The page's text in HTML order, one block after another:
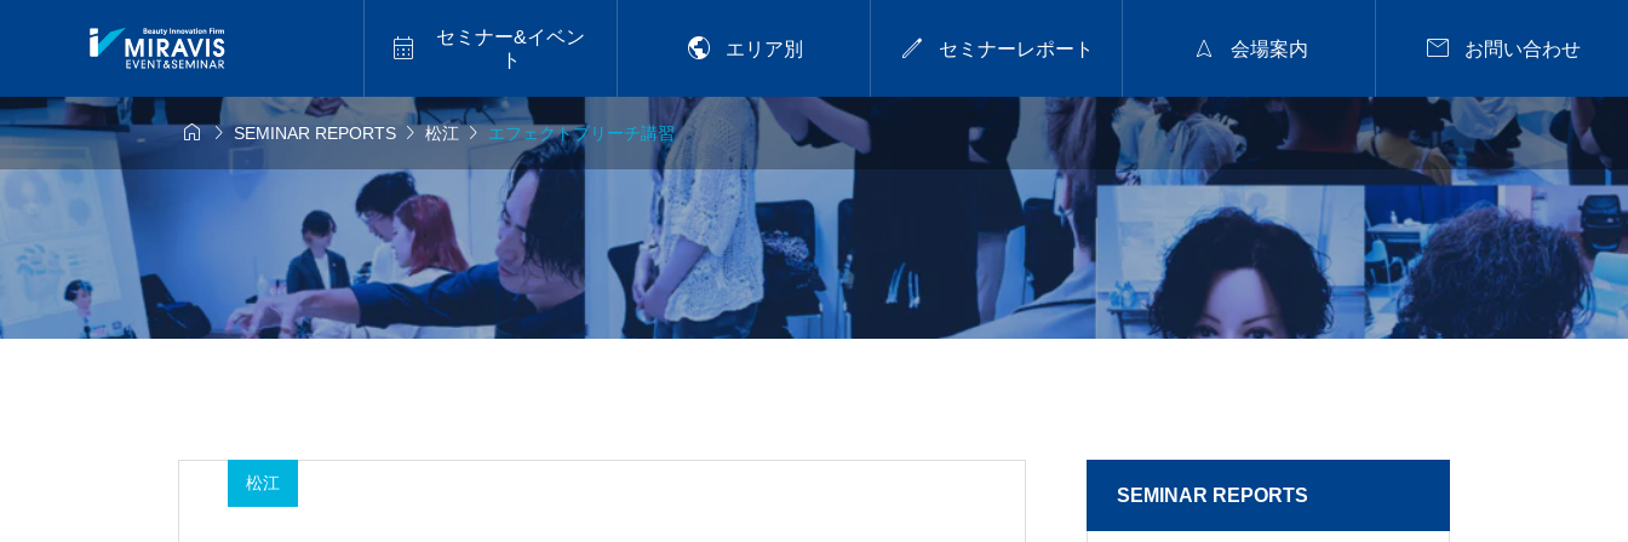

セミナー&イベン
ト
 エリア別  セミナーレポート  会場案内  お問い合わせ
9月14日
mon／トレ
カットハイラ
イヤージュセ
福岡】
2026年9月18日
2026.9.18 fri／プレトワ
セミナー【松江】
2026年9月28日
2026.9.28 mon／可愛
いは、仕込める！CHIT
OSE流デジパ活用術
【岡山】
2026年9月28日
2026.9.28 mon／集客
と定着に繋がるカラー
戦略セミナー【広島】
 
わせカット
福山
アメイジアカラー講習
2026.07.29
nanuk佐野氏パーマセミナー
2026.07.29
 
SEMINAR REPORTS 松江エフェクトブリーチ講習
松江
SEMINAR REPORTS